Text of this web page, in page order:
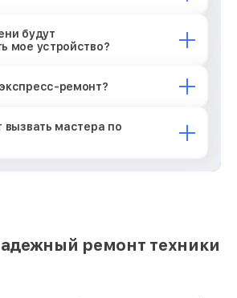
будут
мое устройство?
ремонт?
вызвать мастера по
ремонт техники